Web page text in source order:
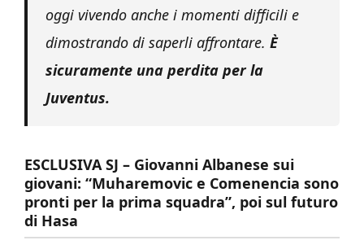
oggi vivendo anche i momenti difficili e
dimostrando di saperli affrontare. È
sicuramente una perdita per la
Juventus.
ESCLUSIVA SJ – Giovanni Albanese sui
giovani: “Muharemovic e Comenencia sono
pronti per la prima squadra”, poi sul futuro
di Hasa